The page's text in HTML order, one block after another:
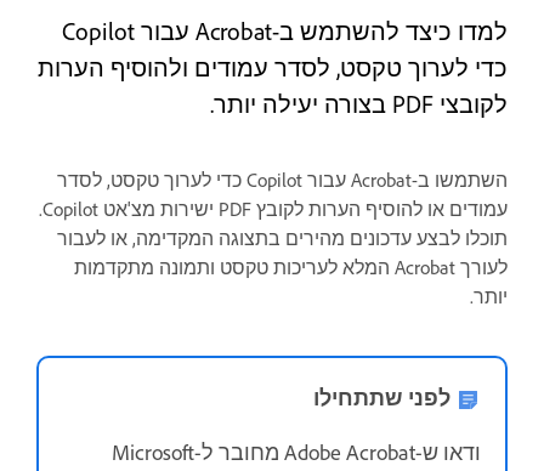
למדו כיצד להשתמש ב-Acrobat עבור Copilot
כדי לערוך טקסט, לסדר עמודים ולהוסיף הערות
לקובצי PDF בצורה יעילה יותר.
השתמשו ב-Acrobat עבור Copilot כדי לערוך טקסט, לסדר
עמודים או להוסיף הערות לקובץ PDF ישירות מצ'אט Copilot.
תוכלו לבצע עדכונים מהירים בתצוגה המקדימה, או לעבור
לעורך Acrobat המלא לעריכות טקסט ותמונה מתקדמות
יותר.
לפני שתתחילו
ודאו ש-Adobe Acrobat מחובר ל-Microsoft